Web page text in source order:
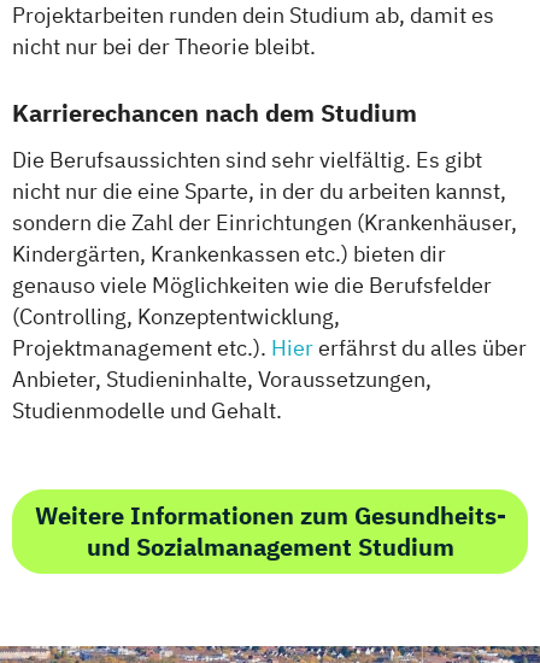
Projektarbeiten runden dein Studium ab, damit es
nicht nur bei der Theorie bleibt.
Karrierechancen nach dem Studium
Die Berufsaussichten sind sehr vielfältig. Es gibt
nicht nur die eine Sparte, in der du arbeiten kannst,
sondern die Zahl der Einrichtungen (Krankenhäuser,
Kindergärten, Krankenkassen etc.) bieten dir
genauso viele Möglichkeiten wie die Berufsfelder
(Controlling, Konzeptentwicklung,
Projektmanagement etc.). Hiererfährst du alles über
Anbieter, Studieninhalte, Voraussetzungen,
Studienmodelle und Gehalt.
Weitere Informationen zum Gesundheits-
und Sozialmanagement Studium